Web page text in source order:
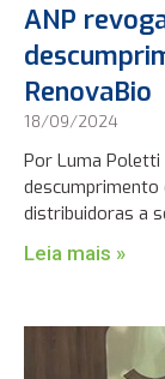
ANP
RenovaBio
18/09/2024
Por Luma
descumprimento
distribuidoras a
Leia mais »